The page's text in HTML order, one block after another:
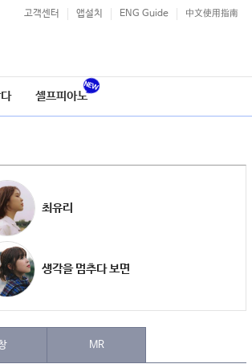
고객센터 앱설치 ENG Guide 中文使用指南
셀프피아노
최유리
생각을 멈추다 보면
MR